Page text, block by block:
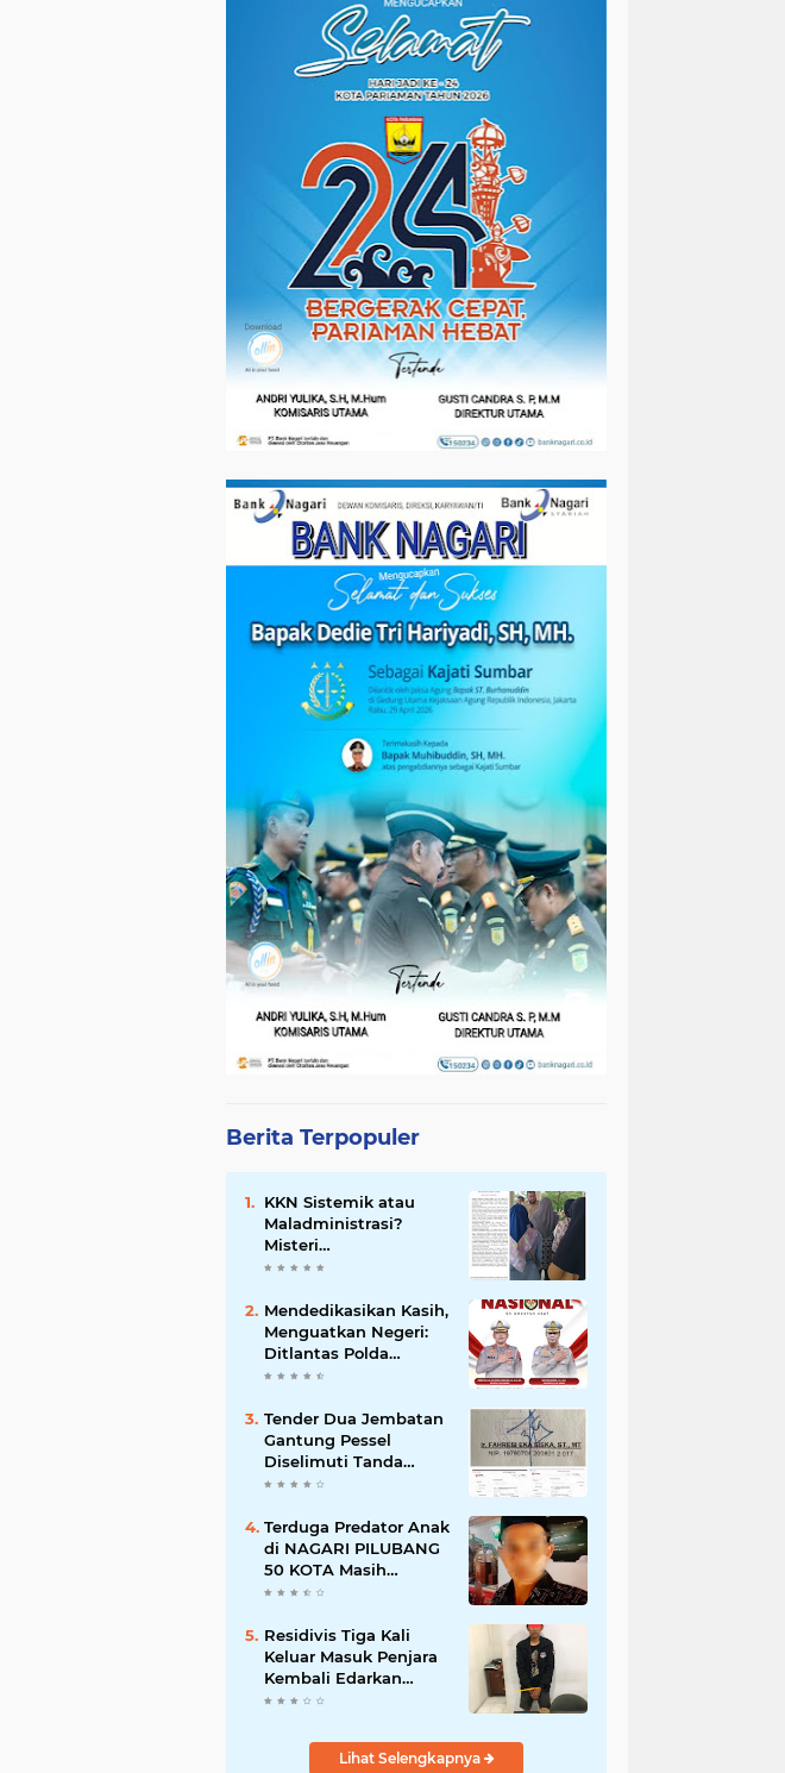
Berita Terpopuler
KKN Sistemik atau
Maladministrasi?
Misteri
"Dikorbankannya" SDN
Transparansi Pemkot
Padang
Mendedikasikan Kasih,
Menguatkan Negeri:
Ditlantas Polda
Sumbar Apresiasi
sebagai Pilar
Pengabdian
Tender Dua Jembatan
Gantung Pessel
Diselimuti Tanda
Tanya, Gangguan
Permainan di Balik
Layar?
Terduga Predator Anak
di NAGARI PILUBANG
50 KOTA Masih
Berkeliaran
Residivis Tiga Kali
Keluar Masuk Penjara
Kembali Edarkan
Sabu, Polresta
Paket Siap Edar
Lihat Selengkapnya